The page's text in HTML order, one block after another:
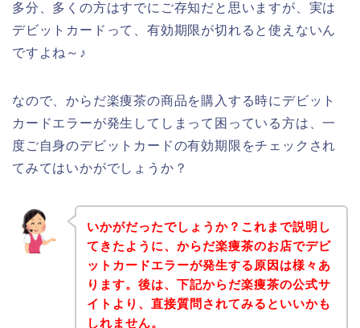
多分、多くの方はすでにご存知だと思いますが、実は
デビットカードって、有効期限が切れると使えないん
ですよね～♪
なので、からだ楽痩茶の商品を購入する時にデビット
カードエラーが発生してしまって困っている方は、一
度ご自身のデビットカードの有効期限をチェックされ
てみてはいかがでしょうか？
いかがだったでしょうか？これまで説明し
てきたように、からだ楽痩茶のお店でデビ
ットカードエラーが発生する原因は様々あ
ります。後は、下記からだ楽痩茶の公式サ
イトより、直接質問されてみるといいかも
しれません。